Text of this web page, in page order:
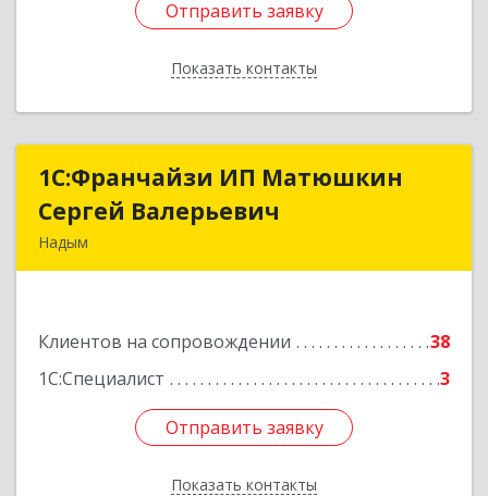
Отправить заявку
Показать контакты
Отправить заявку
Назад
1С:Франчайзи ИП Матюшкин
Сергей Валерьевич
Надым
Клиентов на сопровождении
38
1С:Специалист
3
Отправить заявку
Показать контакты
1С:Франчайзи ИП Матюшкин
Сергей Валерьевич
Подробнее
Отправить заявку
Назад